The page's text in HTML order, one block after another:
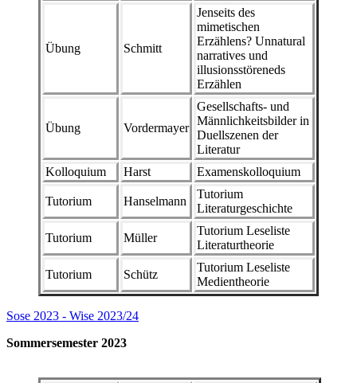
Übung Schmitt
Jenseits des
mimetischen
Erzählens? Unnatural
narratives und
illusionsstöreneds
Erzählen
Übung Vordermayer
Gesellschafts- und
Männlichkeitsbilder in
Duellszenen der
Literatur
Kolloquium
Harst Examenskolloquium
Tutorium Hanselmann
Tutorium
Literaturgeschichte
Tutorium Müller
Tutorium Leseliste
Literaturtheorie
Tutorium Schütz
Tutorium Leseliste
Medientheorie
Sose 2023 - Wise 2023/24
Sommersemester 2023